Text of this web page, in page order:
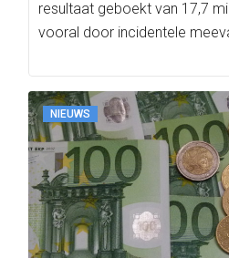
resultaat geboekt van 17,7
vooral door incidentele
NIEUWS